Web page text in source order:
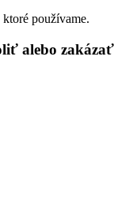
používame.
alebo zakázať